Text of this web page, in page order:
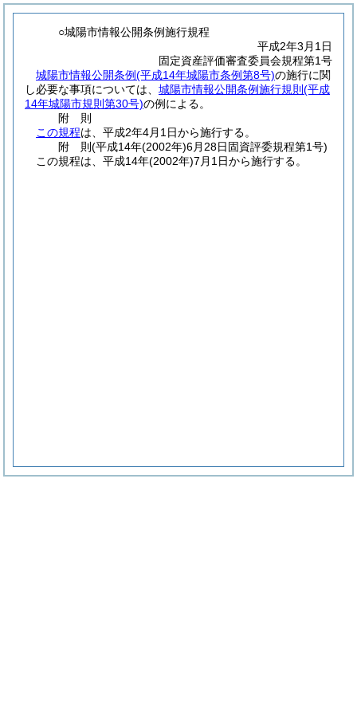
○城陽市情報公開条例施行規程
平成2年3月1日
固定資産評価審査委員会規程第1号
城陽市情報公開条例(平成14年城陽市条例第8号)の施行に関
し必要な事項については、 城陽市情報公開条例施行規則 (平成
14年城陽市規則第30号)の例による。
附 則
この規程は、平成2年4月1日から施行する。
附 則(平成14年(2002年)6月28日固資評委規程第1号)
この規程は、平成14年(2002年)7月1日から施行する。